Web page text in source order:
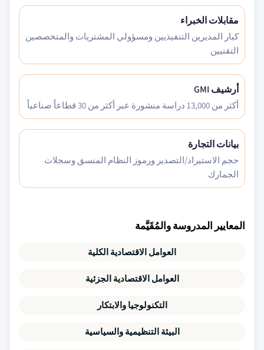
مقابلات الخبراء
كبار المديرين التنفيذيين ومسؤولي المشتريات والمتخصصين
التقنيين
أرشيف GMI
أكثر من 13,000 دراسة منشورة عبر أكثر من 30 قطاعاً صناعياً
بيانات التجارة
حجم الاستيراد/التصدير ورموز النظام المنسق وسجلات
الجمارك
المعايير المدروسة والمُقَيَّمة
العوامل الاقتصادية الكلية
العوامل الاقتصادية الجزئية
التكنولوجيا والابتكار
البيئة التنظيمية والسياسية